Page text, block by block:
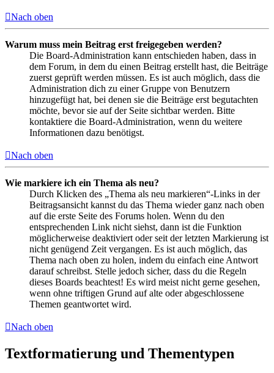
Nach oben
Warum muss mein Beitrag erst freigegeben werden?
Die Board-Administration kann entschieden haben, dass in
dem Forum, in dem du einen Beitrag erstellt hast, die Beiträge
zuerst geprüft werden müssen. Es ist auch möglich, dass die
Administration dich zu einer Gruppe von Benutzern
hinzugefügt hat, bei denen sie die Beiträge erst begutachten
möchte, bevor sie auf der Seite sichtbar werden. Bitte
kontaktiere die Board-Administration, wenn du weitere
Informationen dazu benötigst.
Nach oben
Wie markiere ich ein Thema als neu?
Durch Klicken des „Thema als neu markieren“-Links in der
Beitragsansicht kannst du das Thema wieder ganz nach oben
auf die erste Seite des Forums holen. Wenn du den
entsprechenden Link nicht siehst, dann ist die Funktion
möglicherweise deaktiviert oder seit der letzten Markierung ist
nicht genügend Zeit vergangen. Es ist auch möglich, das
Thema nach oben zu holen, indem du einfach eine Antwort
darauf schreibst. Stelle jedoch sicher, dass du die Regeln
dieses Boards beachtest! Es wird meist nicht gerne gesehen,
wenn ohne triftigen Grund auf alte oder abgeschlossene
Themen geantwortet wird.
Nach oben
Textformatierung und Thementypen